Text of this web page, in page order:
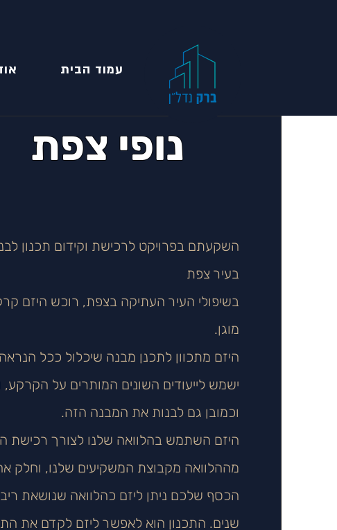
עמוד הבית
נופי צפת
השקעתם בפרויקט לרכישת וקידום תכנון
בעיר צפת
בשיפולי העיר העתיקה בצפת, רוכש היזם
מוגן.
היזם מתכוון לתכנן מבנה שיכלול ככל
ישמש לייעודים השונים המותרים על הקרקע,
וכמובן גם לבנות את המבנה הזה.
היזם השתמש בהלוואה שלנו לצורך רכישת
מההלוואה מקבוצת המשקיעים שלנו, וחלק
שנים. התכנון הוא לאפשר ליזם לקדם את